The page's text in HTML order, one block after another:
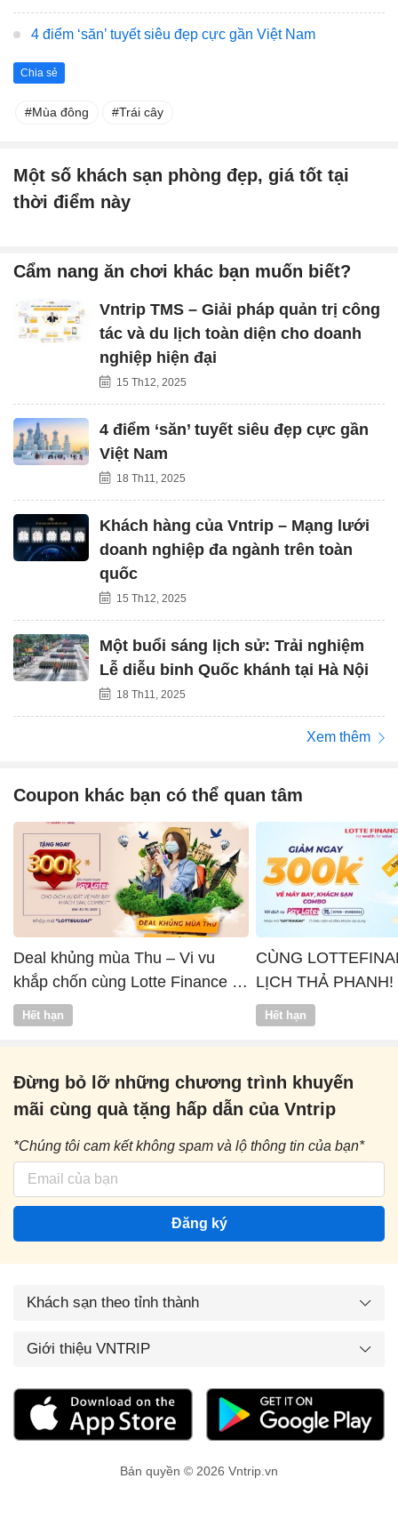
4 điểm ‘săn’ tuyết siêu đẹp cực gần Việt Nam
Chia sẻ
Mùa đông Trái cây
Một số khách sạn phòng đẹp, giá tốt tại
thời điểm này
Cẩm nang ăn chơi khác bạn muốn biết?
Vntrip TMS – Giải pháp quản trị công
tác và du lịch toàn diện cho doanh
nghiệp hiện đại
15 Th12, 2025
4 điểm ‘săn’ tuyết siêu đẹp cực gần
Việt Nam
18 Th11, 2025
Khách hàng của Vntrip – Mạng lưới
doanh nghiệp đa ngành trên toàn
quốc
15 Th12, 2025
Một buổi sáng lịch sử: Trải nghiệm
Lễ diễu binh Quốc khánh tại Hà Nội
18 Th11, 2025
Xem thêm
Coupon khác bạn có thể quan tâm
Deal khủng mùa Thu – Vi vu
khắp chốn cùng Lotte Finance x
Vntrip
Hết hạn
CÙNG
LỊCH THẢ PHANH!
Hết hạn
Đừng bỏ lỡ những chương trình khuyến
mãi cùng quà tặng hấp dẫn của Vntrip
*Chúng tôi cam kết không spam và lộ thông tin của bạn*
Đăng ký
Khách sạn theo tỉnh thành
Giới thiệu VNTRIP
Bản quyền © 2026 Vntrip.vn